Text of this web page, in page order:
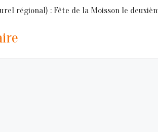
régional) : Fête de la Moisson le